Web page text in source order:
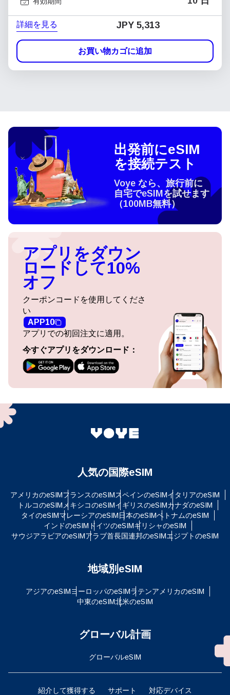
詳細を見る JPY 5,313
お買い物カゴに追加
出発前にeSIM
を接続テスト
Voye なら、旅行前に
自宅でeSIMを試せます
（100MB無料）
アプリをダウン
ロードして10%
オフ
クーポンコードを使用してくださ
い
APP10
アプリでの初回注文に適用。
今すぐアプリをダウンロード：
人気の国際eSIM
アメリカのeSIMフランスのeSIMスペインのeSIMイタリアのeSIM
トルコのeSIM メキシコのeSIMイギリスのeSIMカナダのeSIM
タイのeSIMマレーシアのeSIM日本のeSIMベトナムのeSIM
インドのeSIM ドイツのeSIMギリシャのeSIM
サウジアラビアのeSIMアラブ首長国連邦のeSIMエジプトのeSIM
地域別eSIM
アジアのeSIMヨーロッパのeSIMラテンアメリカのeSIM
中東のeSIM北米のeSIM
グローバル計画
グローバルeSIM
紹介して獲得する サポート 対応デバイス